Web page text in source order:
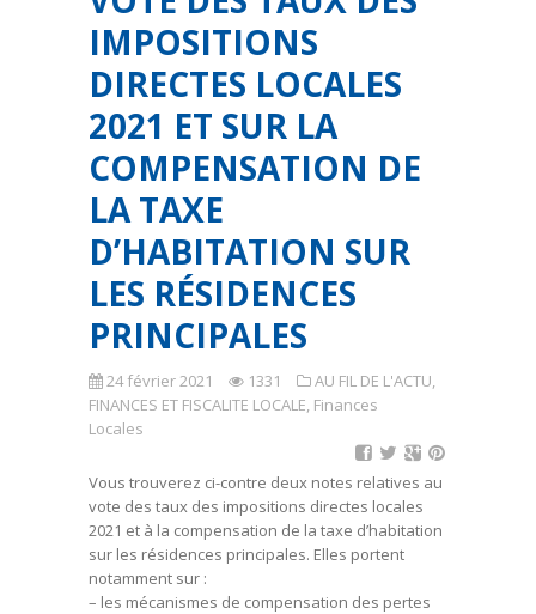
IMPOSITIONS
DIRECTES LOCALES
2021 ET SUR LA
COMPENSATION DE
LA TAXE
D’HABITATION SUR
LES RÉSIDENCES
PRINCIPALES
24 février 2021 1331 AU FIL DE L'ACTU,
FINANCES ET FISCALITE LOCALE, Finances
Locales
Vous trouverez ci-contre deux notes relatives au
vote des taux des impositions directes locales
2021 et à la compensation de la taxe d’habitation
sur les résidences principales. Elles portent
notamment sur :
– les mécanismes de compensation des pertes